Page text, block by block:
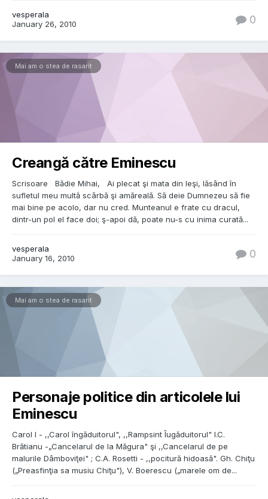
vesperala
January 26, 2010
0
Mai am o stea de rasarit
Creangă către Eminescu
Scrisoare Bădie Mihai, Ai plecat şi mata din Ieşi, lăsând în
sufletul meu multă scârbă şi amăreală. Să deie Dumnezeu să fie
mai bine pe acolo, dar nu cred. Munteanul e frate cu dracul,
dintr-un pol el face doi; ş-apoi dă, poate nu-s cu inima curată...
vesperala
January 16, 2010
0
Mai am o stea de rasarit
Personaje politice din articolele lui
Eminescu
Carol I - ,,Carol îngăduitorul", ,,Rampsint Îugăduitorul" I.C.
Brătianu -„Cancelarul de la Măgura" şi ,,Cancelarul de pe
malurile Dâmboviţei" ; C.A. Rosetti - ,,pocitură hidoasă". Gh. Chiţu
(„Preasfinţia sa musiu Chiţu"), V. Boerescu („marele om de...